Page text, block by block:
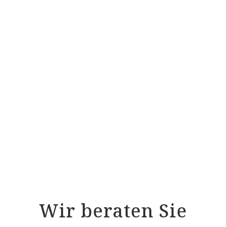
Wir beraten Sie